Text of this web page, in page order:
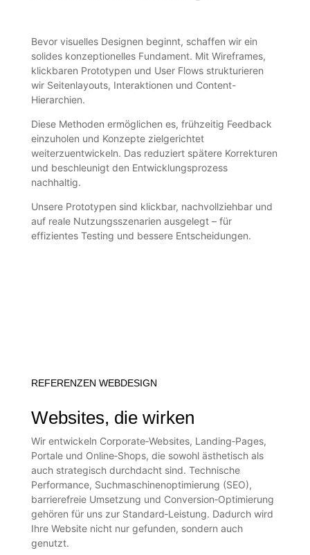
Bevor visuelles Designen beginnt, schaffen wir ein
solides konzeptionelles Fundament. Mit Wireframes,
klickbaren Prototypen und User Flows strukturieren
wir Seitenlayouts, Interaktionen und Content-
Hierarchien.
Diese Methoden ermöglichen es, frühzeitig Feedback
einzuholen und Konzepte zielgerichtet
weiterzuentwickeln. Das reduziert spätere Korrekturen
und beschleunigt den Entwicklungsprozess
nachhaltig.
Unsere Prototypen sind klickbar, nachvollziehbar und
auf reale Nutzungsszenarien ausgelegt – für
effizientes Testing und bessere Entscheidungen.
REFERENZEN WEBDESIGN
Websites, die wirken
Wir entwickeln Corporate‑Websites, Landing‑Pages,
Portale und Online‑Shops, die sowohl ästhetisch als
auch strategisch durchdacht sind. Technische
Performance, Suchmaschinenoptimierung (SEO),
barrierefreie Umsetzung und Conversion‑Optimierung
gehören für uns zur Standard‑Leistung. Dadurch wird
Ihre Website nicht nur gefunden, sondern auch
genutzt.